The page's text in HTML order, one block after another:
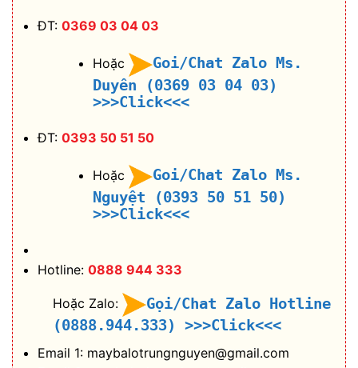
ĐT: 0369 03 04 03
Hoặc
Goi/Chat Zalo Ms.
Duyên (0369 03 04 03)
>>>Click<<<
ĐT: 0393 50 51 50
Hoặc
Goi/Chat Zalo Ms.
Nguyệt (0393 50 51 50)
>>>Click<<<
Hotline: 0888 944 333
Hoặc Zalo:
Gọi/Chat Zalo Hotline
(0888.944.333)
>>>Click<<<
Email 1: maybalotrungnguyen@gmail.com